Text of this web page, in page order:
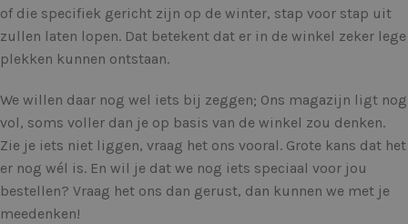
of die specifiek gericht zijn op de winter, stap voor stap uit
zullen laten lopen. Dat betekent dat er in de winkel zeker lege
plekken kunnen ontstaan.
We willen daar nog wel iets bij zeggen; Ons magazijn ligt nog
vol, soms voller dan je op basis van de winkel zou denken.
Zie je iets niet liggen, vraag het ons vooral. Grote kans dat het
er nog wél is. En wil je dat we nog iets speciaal voor jou
bestellen? Vraag het ons dan gerust, dan kunnen we met je
meedenken!